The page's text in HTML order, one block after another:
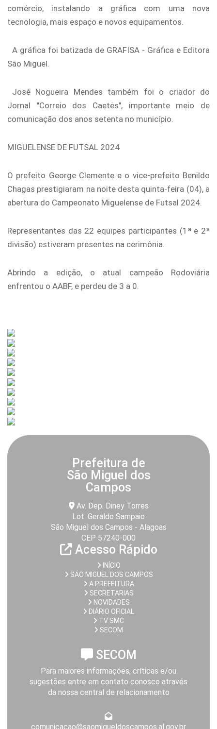
comércio, instalando a gráfica com uma nova
tecnologia, mais espaço e novos equipamentos.
A gráfica foi batizada de GRAFISA - Gráfica e Editora
São Miguel.
José Nogueira Mendes também foi o criador do
Jornal "Correio dos Caetės", importante meio de
comunicação dos anos setenta no município.
MIGUELENSE DE FUTSAL 2024
O prefeito George Clemente e o vice-prefeito Benildo
Chagas prestigiaram na noite desta quinta-feira (04), a
abertura do Campeonato Miguelense de Futsal 2024.
Representantes das 22 equipes participantes (1ª e 2ª
divisão) estiveram presentes na cerimônia.
Abrindo a edição, o atual campeão Rodoviária
enfrentou o AABF, e perdeu de 3 a 0.
Prefeitura de
São Miguel dos
Campos
Av. Dep. Diney Torres
Lot. Geraldo Sampaio
São Miguel dos Campos - Alagoas
CEP 57240-000
Acesso Rápido
INÍCIO
SÃO MIGUEL DOS CAMPOS
A PREFEITURA
SECRETARIAS
NOVIDADES
DIÁRIO OFICIAL
TV SMC
SECOM
SECOM
Para maiores informações, críticas e/ou
sugestões entre em contato conosco através
da nossa central de relacionamento
comunicacao@saomigueldoscampos.al.gov.br